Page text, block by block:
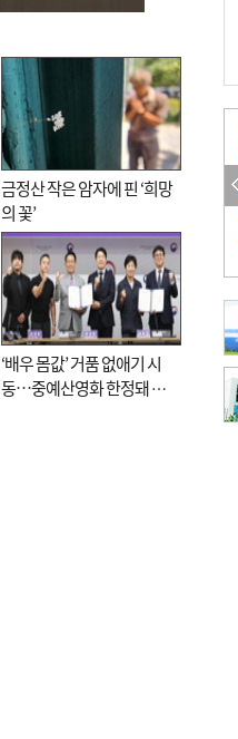
금정산 작은 암자에 핀 ‘희망
의 꽃’
‘배우 몸값’ 거품 없애기 시
동…중예산영화 한정돼 실